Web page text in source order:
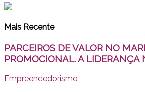
Mais Recente
PARCEIROS DE VALOR NO
PROMOCIONAL. A LIDERANÇA
Empreendedorismo